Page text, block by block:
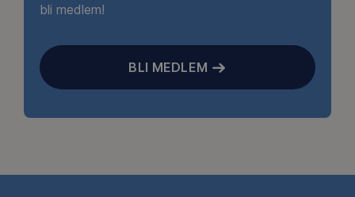
bli medlem!
BLI MEDLEM